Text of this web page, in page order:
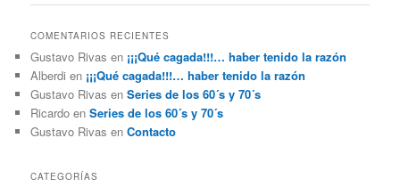
entradas
COMENTARIOS RECIENTES
Gustavo Rivas en ¡¡¡Qué cagada!!!… haber tenido la razón
Alberdi en ¡¡¡Qué cagada!!!… haber tenido la razón
Gustavo Rivas enSeries de los 60´s y 70´s
Ricardo enSeries de los 60´s y 70´s
Gustavo Rivas enContacto
CATEGORÍAS